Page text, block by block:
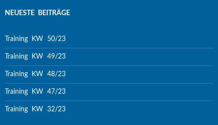
NEUESTE BEITRÄGE
Training KW 50/23
Training KW 49/23
Training KW 48/23
Training KW 47/23
Training KW 32/23